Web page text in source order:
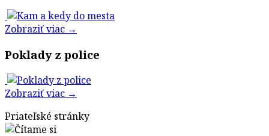
Zobraziť viac →
Poklady z police
Zobraziť viac →
Priateľské stránky